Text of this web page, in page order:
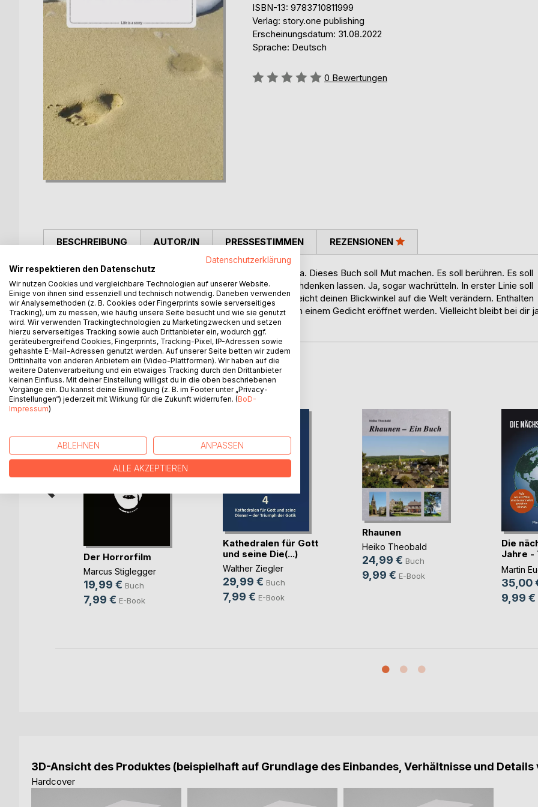
ISBN-13: 9783710811999
Verlag: story.one publishing
Erscheinungsdatum: 31.08.2022
Sprache: Deutsch
Bewertung::
0 Bewertungen
BESCHREIBUNG
Die Welt im Ausnahmezustand: Krieg, Klimawandel, Corona. Dieses Buch soll Mut machen. Es soll berühren. Es soll
dir Kraft geben. Es soll dich träumen, schmunzeln und nachdenken lassen. Ja, sogar wachrütteln. In erster Linie soll
es am Ende etwas Leichtigkeit hinterlassen und kann vielleicht deinen Blickwinkel auf die Welt verändern. Enthalten
sind 12 voneinander unabhängige Kurzgeschichten, die von einem Gedicht eröffnet werden. Vielleicht bleibt bei dir
am Ende etwas Glück im Herzen zurück.
AUTOR/IN PRESSESTIMMEN REZENSIONEN
WEITERE TITEL BEIBoD
Der Horrorfilm
Marcus Stiglegger
19,99 € Buch
7,99 € E-Book
Kathedralen für Gott
und seine Die(...)
Walther Ziegler
29,99 € Buch
7,99 € E-Book
Rhaunen
Heiko Theobald
24,99 € Buch
9,99 € E-Book
Die
Jahre -
Ever
Martin
35,00
9,99 €
3D-Ansicht des Produktes (beispielhaft auf Grundlage des Einbandes, Verhältnisse und
Hardcover
Datenschutzerklärung
Wir respektieren den Datenschutz
Wir nutzen Cookies und vergleichbare Technologien auf unserer Website.
Einige von ihnen sind essenziell und technisch notwendig. Daneben verwenden
wir Analysemethoden (z. B. Cookies oder Fingerprints sowie serverseitiges
Tracking), um zu messen, wie häufig unsere Seite besucht und wie sie genutzt
wird. Wir verwenden Trackingtechnologien zu Marketingzwecken und setzen
hierzu serverseitiges Tracking sowie auch Drittanbieter ein, wodurch ggf.
geräteübergreifend Cookies, Fingerprints, Tracking-Pixel, IP-Adressen sowie
gehashte E-Mail-Adressen genutzt werden. Auf unserer Seite betten wir zudem
Drittinhalte von anderen Anbietern ein (Video-Plattformen). Wir haben auf die
weitere Datenverarbeitung und ein etwaiges Tracking durch den Drittanbieter
keinen Einfluss. Mit deiner Einstellung willigst du in die oben beschriebenen
Vorgänge ein. Du kannst deine Einwilligung (z. B. im Footer unter „Privacy-
Einstellungen“) jederzeit mit Wirkung für die Zukunft widerrufen. (BoD-
Impressum)
ABLEHNEN ANPASSEN
ALLE AKZEPTIEREN